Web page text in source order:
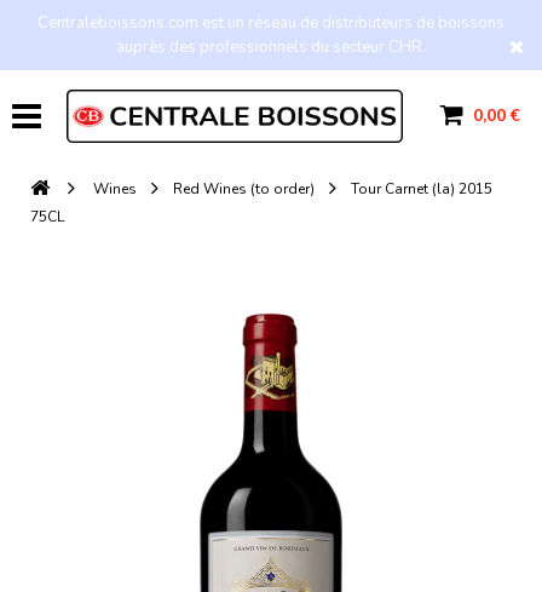
Centraleboissons.com est un réseau de distributeurs de boissons
auprès des professionnels du secteur CHR.
0,00 €
Wines Red Wines (to order)
Tour Carnet (la) 2015
75CL